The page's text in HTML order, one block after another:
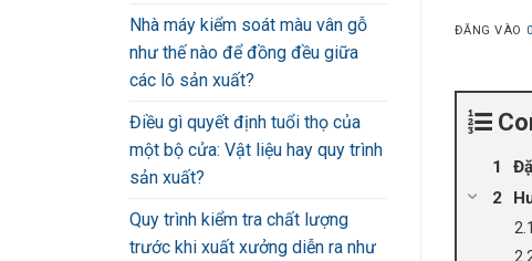
Nhà máy kiểm soát màu vân gỗ
như thế nào để đồng đều giữa
các lô sản xuất?
Điều gì quyết định tuổi thọ của
một bộ cửa: Vật liệu hay quy trình
sản xuất?
Quy trình kiểm tra chất lượng
trước khi xuất xưởng diễn ra như
ĐĂNG VÀO